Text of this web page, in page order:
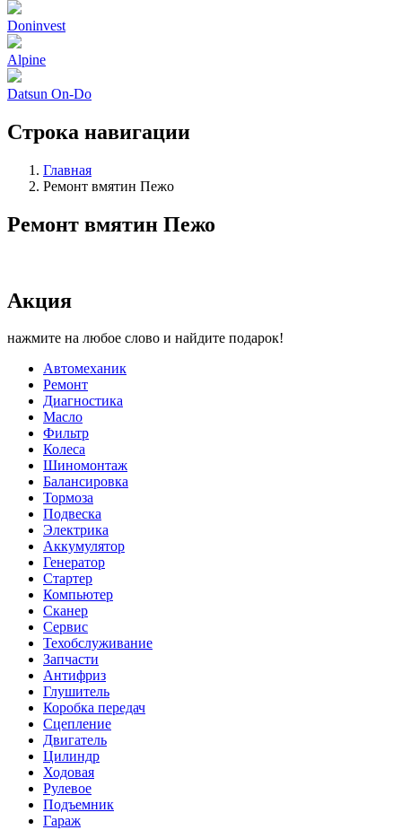
Doninvest
Alpine
Datsun On-Do
Строка навигации
Главная
Ремонт вмятин Пежо
Ремонт вмятин Пежо
Акция
нажмите на любое слово и найдите подарок!
Автомеханик
Ремонт
Диагностика
Масло
Фильтр
Колеса
Шиномонтаж
Балансировка
Тормоза
Подвеска
Электрика
Аккумулятор
Генератор
Стартер
Компьютер
Сканер
Сервис
Техобслуживание
Запчасти
Антифриз
Глушитель
Коробка передач
Сцепление
Двигатель
Цилиндр
Ходовая
Рулевое
Подъемник
Гараж